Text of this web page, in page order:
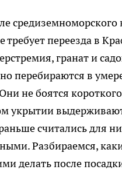
средиземноморского
требует переезда в
гранат и
перебираются в
не боятся
укрытии
считались для
Разбираемся,
делать после